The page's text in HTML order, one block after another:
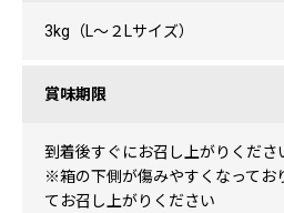
3kg（L〜２Lサイズ）
賞味期限
到着後すぐにお召し上がりくださ
※箱の下側が傷みやすくなってお
てお召し上がりください